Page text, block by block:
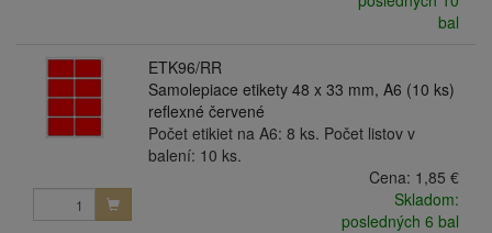
bal
ETK96/RR
Samolepiace etikety 48 x 33 mm, A6 (10 ks)
reflexné červené
Počet etikiet na A6: 8 ks. Počet listov v
balení: 10 ks.
Cena: 1,85 €
Skladom:
posledných 6 bal